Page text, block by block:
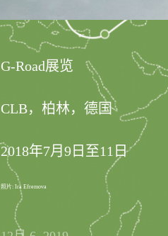
G-Road展览
CLB，柏林，德国
2018年7月9日至11日
照片: Ira Efremova